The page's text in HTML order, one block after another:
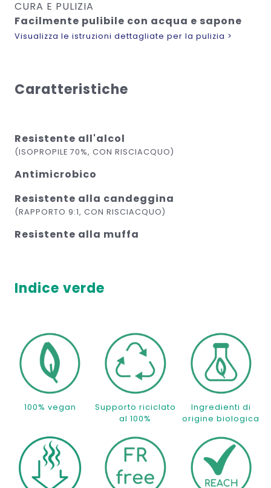
CURA E PULIZIA
Facilmente pulibile con acqua e sapone
Visualizza le istruzioni dettagliate per la pulizia >
Caratteristiche
Resistente all'alcol
(ISOPROPILE 70%, CON RISCIACQUO)
Antimicrobico
Resistente alla candeggina
(RAPPORTO 9:1, CON RISCIACQUO)
Resistente alla muffa
Indice verde
100% vegan
Supporto riciclato
al 100%
Ingredienti di
origine biologica